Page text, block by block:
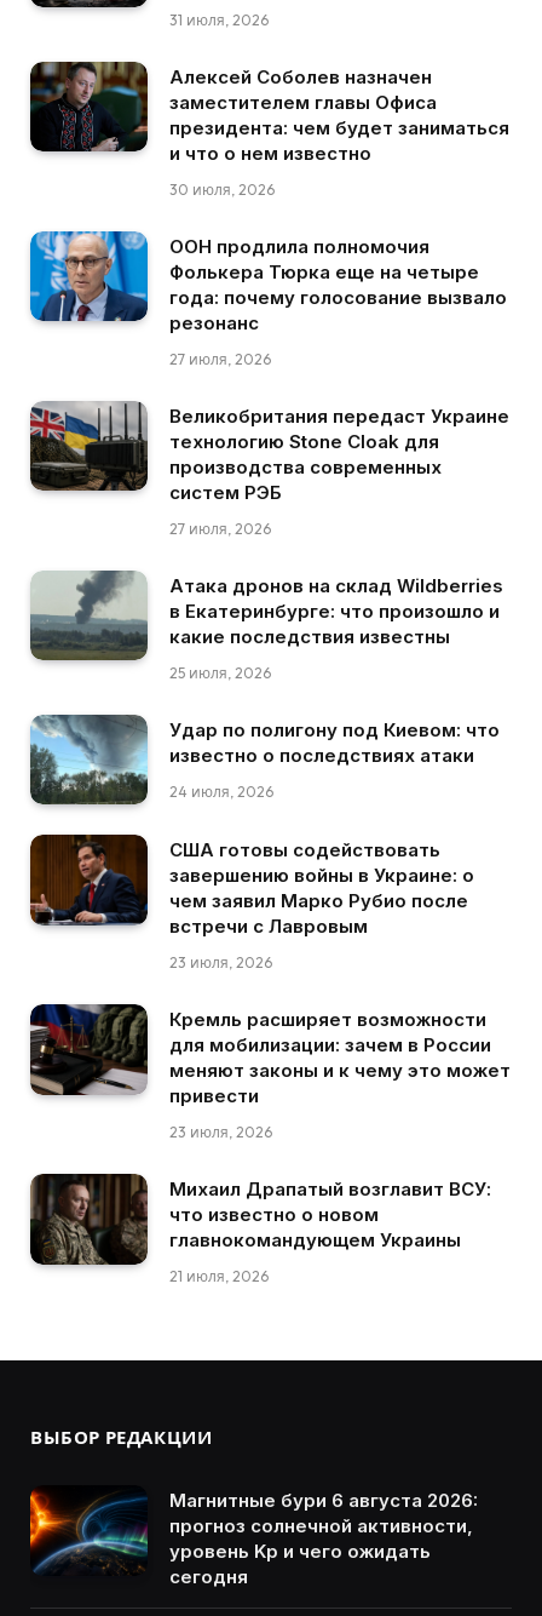
31 июля, 2026
Алексей Соболев назначен
заместителем главы Офиса
президента: чем будет заниматься
и что о нем известно
30 июля, 2026
ООН продлила полномочия
Фолькера Тюрка еще на четыре
года: почему голосование вызвало
резонанс
27 июля, 2026
Великобритания передаст Украине
технологию Stone Cloak для
производства современных
систем РЭБ
27 июля, 2026
Атака дронов на склад Wildberries
в Екатеринбурге: что произошло и
какие последствия известны
25 июля, 2026
Удар по полигону под Киевом: что
известно о последствиях атаки
24 июля, 2026
США готовы содействовать
завершению войны в Украине: о
чем заявил Марко Рубио после
встречи с Лавровым
23 июля, 2026
Кремль расширяет возможности
для мобилизации: зачем в России
меняют законы и к чему это может
привести
23 июля, 2026
Михаил Драпатый возглавит ВСУ:
что известно о новом
главнокомандующем Украины
21 июля, 2026
ВЫБОР РЕДАКЦИИ
Магнитные бури 6 августа 2026:
прогноз солнечной активности,
уровень Kp и чего ожидать
сегодня